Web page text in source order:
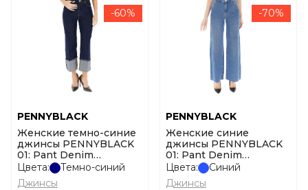
-60%
PENNYBLACK
Женские темно-синие
джинсы PENNYBLACK
01: Pant Denim
Pbcropped размер 38
Цвета:
Темно-синий
Джинсы
-70%
PENNYBLACK
Женские синие
джинсы PENNYBLACK
01: Pant Denim
Pbpuddle размер 44
Цвета:
Синий
Джинсы